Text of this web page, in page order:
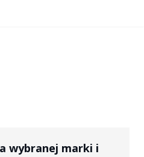
wybranej marki i